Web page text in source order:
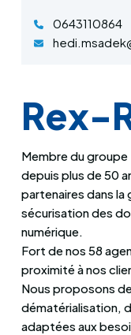
0643110864
Rex-
Membre du
depuis plus de 50
partenaires dans
sécurisation des
numérique.
Fort de nos 58
proximité à nos
Nous proposons
dématérialisation,
adaptées aux